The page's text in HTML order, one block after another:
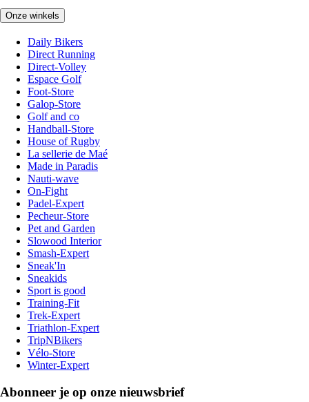
Onze winkels
Daily Bikers
Direct Running
Direct-Volley
Espace Golf
Foot-Store
Galop-Store
Golf and co
Handball-Store
House of Rugby
La sellerie de Maé
Made in Paradis
Nauti-wave
On-Fight
Padel-Expert
Pecheur-Store
Pet and Garden
Slowood Interior
Smash-Expert
Sneak'In
Sneakids
Sport is good
Training-Fit
Trek-Expert
Triathlon-Expert
TripNBikers
Vélo-Store
Winter-Expert
Abonneer je op onze nieuwsbrief